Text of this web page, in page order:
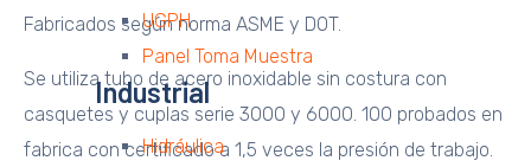
UGPH
Panel Toma Muestra
Industrial
Hidráulica
Fabricados según norma ASME y DOT.
Se utiliza tubo de acero inoxidable sin costura con
casquetes y cuplas serie 3000 y 6000. 100 probados en
fabrica con certificado a 1,5 veces la presión de trabajo.